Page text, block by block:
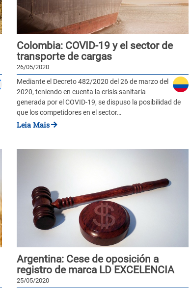
Colombia: COVID-19 y el sector de
transporte de cargas
26/05/2020
Mediante el Decreto 482/2020 del 26 de marzo del
2020, teniendo en cuenta la crisis sanitaria
generada por el COVID-19, se dispuso la posibilidad de
que los competidores en el sector…
Leia Mais
Argentina: Cese de oposición a
registro de marca LD EXCELENCIA
25/05/2020